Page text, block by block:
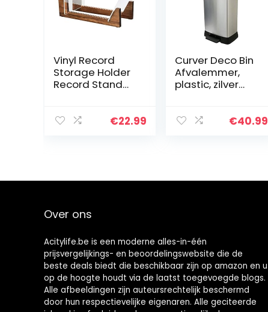
Vinyl Record
Storage Holder
Record Stand
Store en
€22.99
Curver Deco Bin
Afvalemmer,
plastic, zilver
€40.99
Over ons
Acitylife.be is een moderne alles-in-één
prijsvergelijkings- en beoordelingswebsite die de
beste deals biedt die beschikbaar zijn op amazon en u
op de hoogte houdt via de laatst toegevoegde blogs.
Alle afbeeldingen zijn auteursrechtelijk beschermd
door hun respectievelijke eigenaren. Alle geciteerde